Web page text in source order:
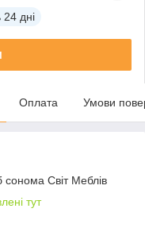
24 дні
Оплата Умови
Світ Меблів
тут